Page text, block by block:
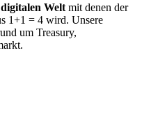
digitalen Welt mit denen der
1+1 = 4 wird. Unsere
um Treasury,